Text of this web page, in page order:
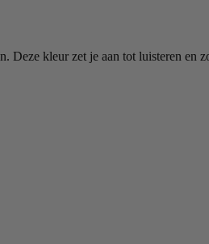
Deze kleur zet je aan tot luisteren en